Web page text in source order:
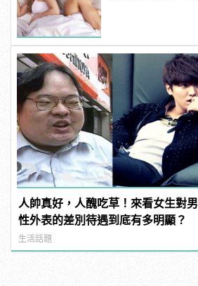
人帥真好，人醜吃草！來看女生對男
性外表的差別待遇到底有多明顯？
生活話題